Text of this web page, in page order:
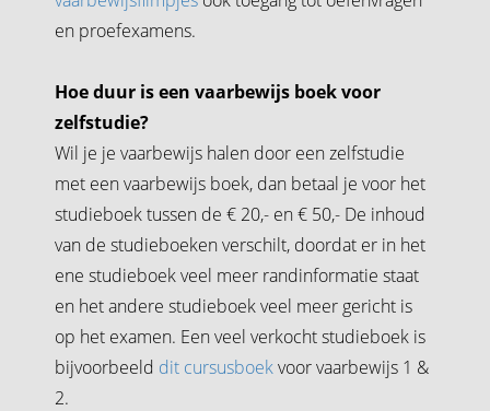
en proefexamens.
Hoe duur is een vaarbewijs boek voor
zelfstudie?
Wil je je vaarbewijs halen door een zelfstudie
met een vaarbewijs boek, dan betaal je voor het
studieboek tussen de € 20,- en € 50,- De inhoud
van de studieboeken verschilt, doordat er in het
ene studieboek veel meer randinformatie staat
en het andere studieboek veel meer gericht is
op het examen. Een veel verkocht studieboek is
bijvoorbeeld dit cursusboekvoor vaarbewijs 1 &
2.